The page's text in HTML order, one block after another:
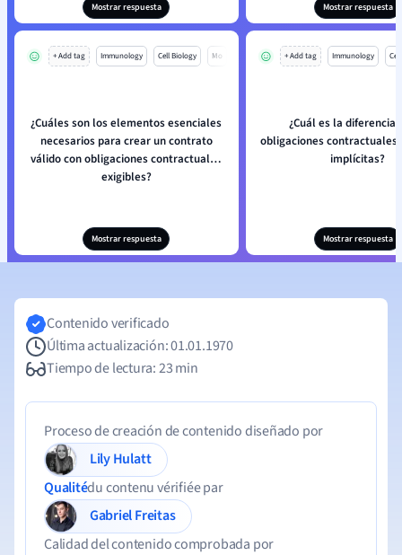
Mostrar respuesta Mostrar respuesta
+ Add tag Immunology Cell Biology Mo
¿Cuáles son los elementos esenciales
necesarios para crear un contrato
válido con obligaciones contractuales
exigibles?
Mostrar respuesta
+ Add tag Immunology
¿Cuál es la diferencia
obligaciones contractuales
implícitas?
Mostrar respuesta
Contenido verificado
Última actualización: 01.01.1970
Tiempo de lectura: 23 min
Proceso de creación de contenido diseñado por
Lily Hulatt
Qualitédu contenu vérifiée par
Gabriel Freitas
Calidad del contenido comprobada por